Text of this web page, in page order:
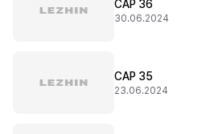
CAP 36
30.06.2024
CAP 35
23.06.2024